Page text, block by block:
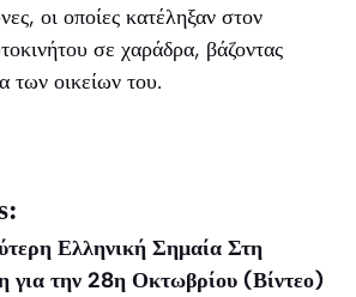
οι οποίες κατέληξαν στον
σε χαράδρα, βάζοντας
των οικείων του.
Ελληνική Σημαία Στη
για την 28η Οκτωβρίου (Βίντεο)